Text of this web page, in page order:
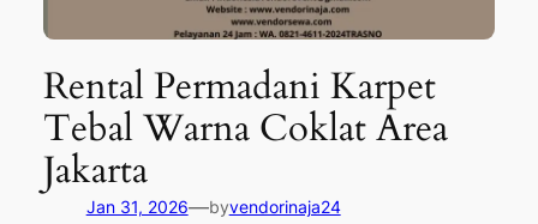
Rental Permadani Karpet
Tebal Warna Coklat Area
Jakarta
Jan 31, 2026—byvendorinaja24